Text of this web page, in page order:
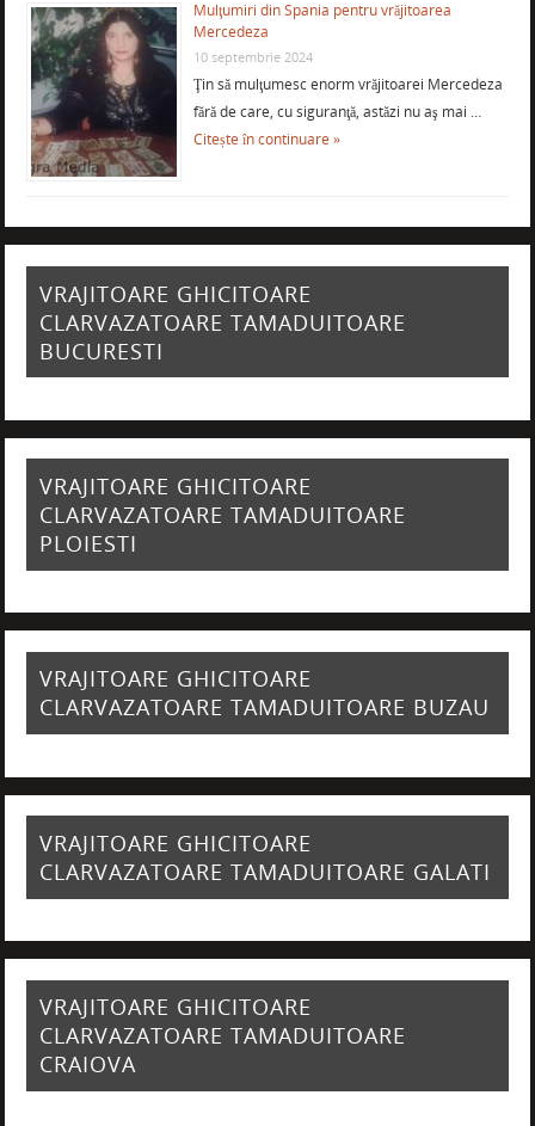
Mulţumiri din Spania pentru vrăjitoarea
Mercedeza
10 septembrie 2024
Ţin să mulţumesc enorm vrăjitoarei Mercedeza
fără de care, cu siguranţă, astăzi nu aş mai …
Citește în continuare »
VRAJITOARE GHICITOARE
CLARVAZATOARE TAMADUITOARE
BUCURESTI
VRAJITOARE GHICITOARE
CLARVAZATOARE TAMADUITOARE
PLOIESTI
VRAJITOARE GHICITOARE
CLARVAZATOARE TAMADUITOARE BUZAU
VRAJITOARE GHICITOARE
CLARVAZATOARE TAMADUITOARE GALATI
VRAJITOARE GHICITOARE
CLARVAZATOARE TAMADUITOARE
CRAIOVA